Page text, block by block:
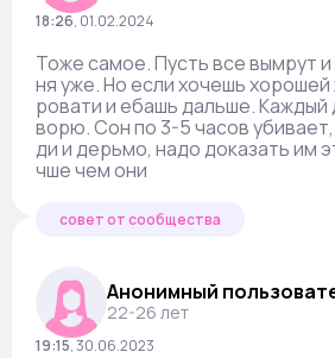
18:26, 01.02.2024
Тоже самое. Пусть все вымрут
ня уже. Но если хочешь хорошей
ровати и ебашь дальше. Каждый
ворю. Сон по 3-5 часов
ди и дерьмо, надо доказать им
чше чем они
совет от сообщества
Анонимный
22-26 лет
19:15,30.06.2023